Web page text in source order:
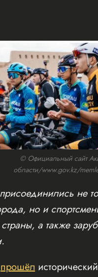
© Официальный сайт
области/www.gov.kz/
не
но и
а также
прошёл